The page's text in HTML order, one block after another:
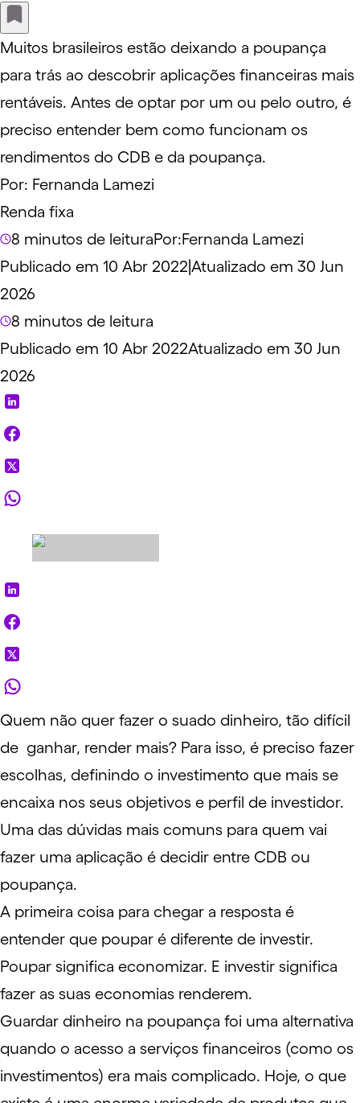
Muitos brasileiros estão deixando a poupança
para trás ao descobrir aplicações financeiras mais
rentáveis. Antes de optar por um ou pelo outro, é
preciso entender bem como funcionam os
rendimentos do CDB e da poupança.
Por: Fernanda Lamezi
Renda fixa
8 minutos de leituraPor:Fernanda Lamezi
Publicado em 10 Abr 2022 Atualizado em 30 Jun
2026
8 minutos de leitura
Publicado em 10 Abr 2022Atualizado em 30 Jun
2026
Quem não quer fazer o suado dinheiro, tão difícil
de ganhar, render mais? Para isso, é preciso fazer
escolhas, definindo o investimento que mais se
encaixa nos seus objetivos e perfil de investidor.
Uma das dúvidas mais comuns para quem vai
fazer uma aplicação é decidir entre CDB ou
poupança.
A primeira coisa para chegar a resposta é
entender que poupar é diferente de investir.
Poupar significa economizar. E investir significa
fazer as suas economias renderem.
Guardar dinheiro na poupança foi uma alternativa
quando o acesso a serviços financeiros (como os
investimentos) era mais complicado. Hoje, o que